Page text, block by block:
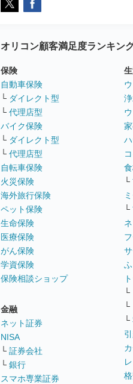
オリコン顧客満足度ランキン
保険
自動車保険
└ ダイレクト型
└ 代理店型
バイク保険
└ ダイレクト型
└ 代理店型
自転車保険
火災保険
海外旅行保険
ペット保険
生命保険
医療保険
がん保険
学資保険
保険相談ショップ
金融
ネット証券
NISA
└ 証券会社
└ 銀行
スマホ専業証券
└
└
└
└
└